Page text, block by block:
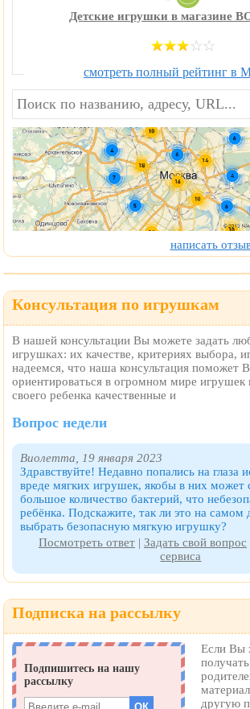
Детские игрушки в магазине
смотреть полный рейтинг в
написать
Консультация по игрушкам
В нашей консультации Вы можете задать
игрушках: их качестве, критериях выбора,
надеемся, что наша консультация поможет
ориентироваться в огромном мире игрушек
своего ребенка качественные и
Вопрос недели
Виолетта, 19 января 2023
Здравствуйте! Недавно попались на глаза
вреде мягких игрушек, якобы в них может
большое количество бактерий, что
ребёнка. Подскажите, так ли это на
выбрать безопасную мягкую игрушку?
Посмотреть ответ| Задать свой вопрос
сервиса
Подписка на рассылку
Если Вы
другую